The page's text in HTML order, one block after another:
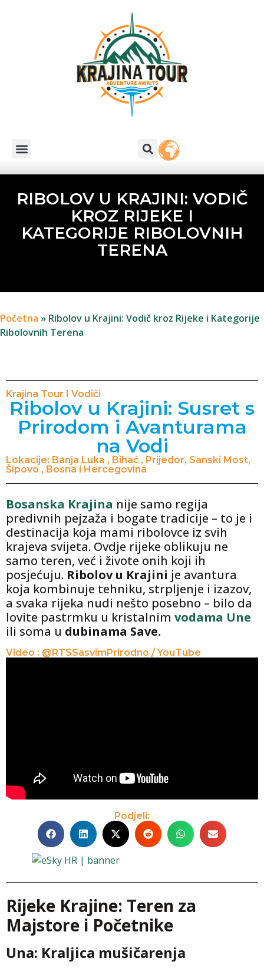
RIBOLOV U KRAJINI: VODIČ
KROZ RIJEKE I
KATEGORIJE RIBOLOVNIH
TERENA
Početna » Ribolov u Krajini: Vodič kroz Rijeke i Kategorije
Ribolovnih Terena
Krajina Tour I Vodiči
Ribolov u Krajini: Susret s
Prirodom i Avanturama
na Vodi
Lokacije: Banja Luka , Bihać , Prijedor, Sanski Most,
Šipovo , Bosna i Hercegovina
Bosanska Krajina nije samo regija
predivnih pejzaža i bogate tradicije – to je i
destinacija koja mami ribolovce iz svih
krajeva svijeta. Ovdje rijeke oblikuju ne
samo teren, već i živote onih koji ih
posjećuju. Ribolov u Krajini je avantura
koja kombinuje tehniku, strpljenje i izazov,
a svaka rijeka nudi nešto posebno – bilo da
lovite pastrmku u kristalnim vodama Une
ili soma u dubinama Save.
Video : @RTSSasvimPrirodno / YouTube
Podjeli:
Rijeke Krajine: Teren za
Majstore i Početnike
Una: Kraljica mušičarenja